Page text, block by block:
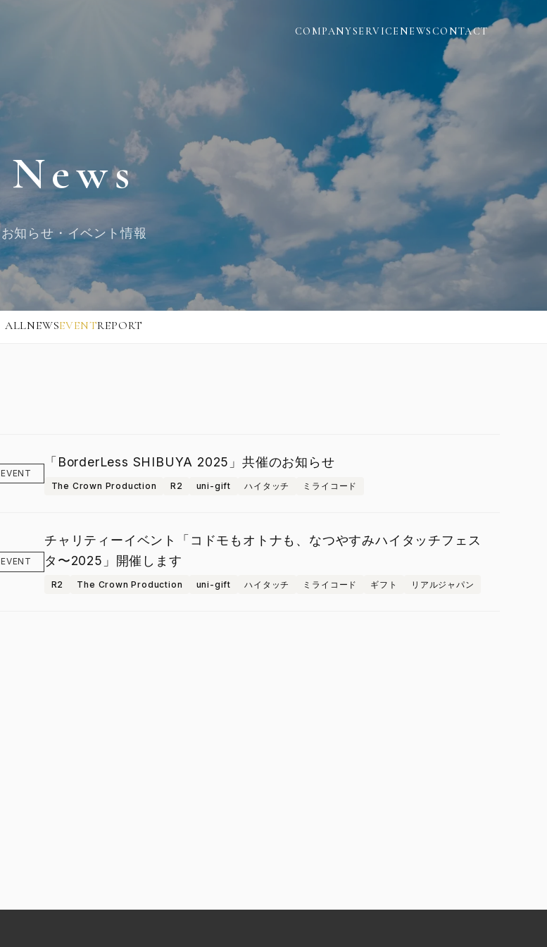
COMPANYSERVICE NEWSCONTACT
News
お知らせ・イベント情報
ALLNEWSEVENTREPORT
EVENT
「BorderLess SHIBUYA 2025」共催のお知らせ
The Crown Production R2 uni-gift ハイタッチ ミライコード
EVENT
チャリティーイベント「コドモもオトナも、なつやすみハイタッチフェス
タ〜2025」開催します
R2 The Crown Production uni-gift ハイタッチ ミライコード ギフト リアルジャパン